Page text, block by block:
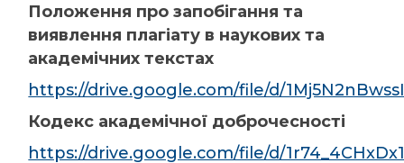
Положення про запобігання та
виявлення плагіату в наукових та
академічних текстах
https://drive.google.com/file/d/
Кодекс академічної доброчесності
https://drive.google.com/file/d/